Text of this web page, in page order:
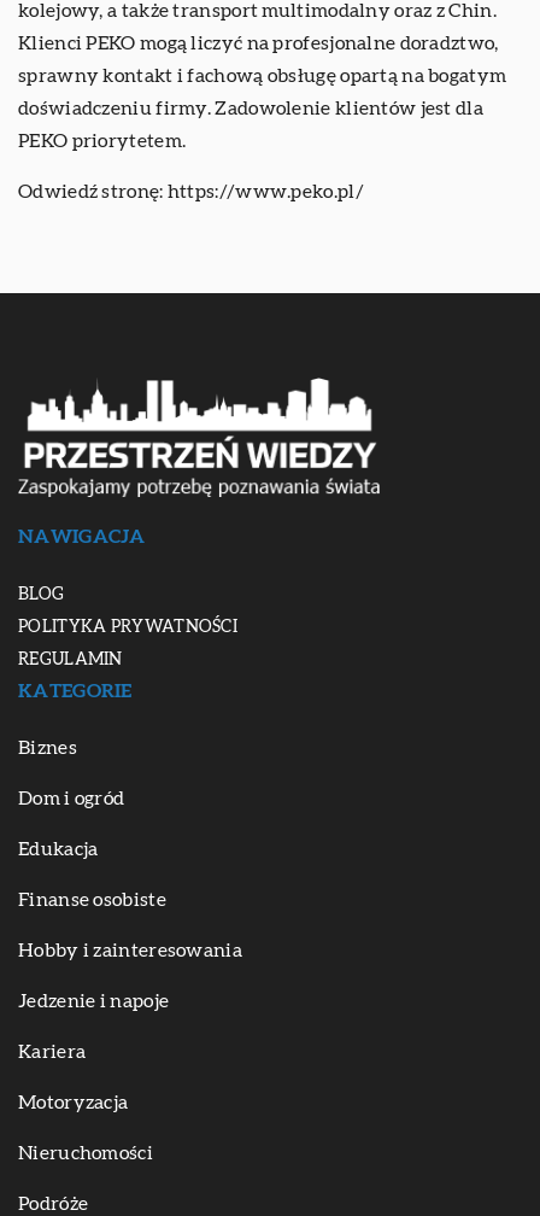
kolejowy, a także transport multimodalny oraz z Chin.
Klienci PEKO mogą liczyć na profesjonalne doradztwo,
sprawny kontakt i fachową obsługę opartą na bogatym
doświadczeniu firmy. Zadowolenie klientów jest dla
PEKO priorytetem.
Odwiedź stronę: https://www.peko.pl/
NAWIGACJA
BLOG
POLITYKA PRYWATNOŚCI
REGULAMIN
KATEGORIE
Biznes
Dom i ogród
Edukacja
Finanse osobiste
Hobby i zainteresowania
Jedzenie i napoje
Kariera
Motoryzacja
Nieruchomości
Podróże